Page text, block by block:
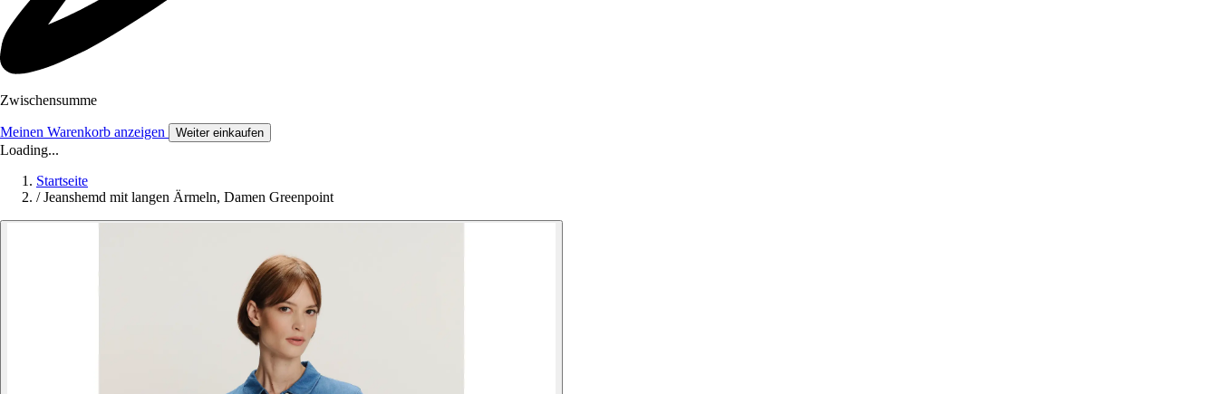
Zwischensumme
Meinen Warenkorb anzeigen Weiter einkaufen
Loading...
Startseite
/ Jeanshemd mit langen Ärmeln, Damen Greenpoint